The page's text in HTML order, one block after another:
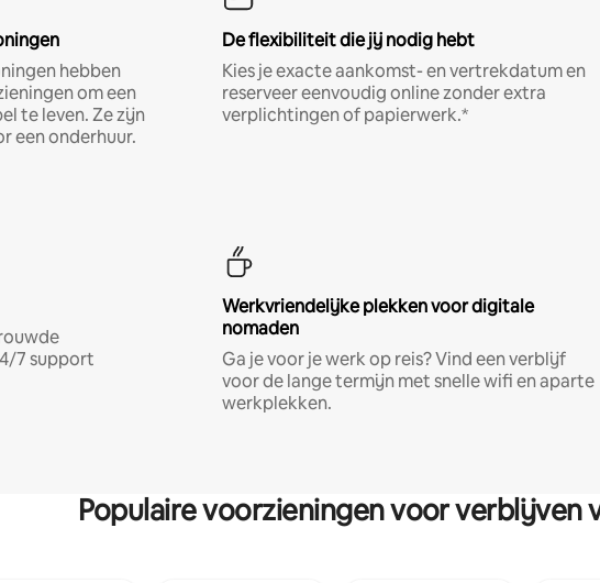
hebben
om een
te leven. Ze zijn
een onderhuur.
De flexibiliteit die jij nodig hebt
Kies je exacte aankomst- en vertrekdatum en
reserveer eenvoudig online zonder extra
verplichtingen of papierwerk.*
7 support
Werkvriendelijke plekken voor digitale
nomaden
Ga je voor je werk op reis? Vind een verblijf
voor de lange termijn met snelle wifi en aparte
werkplekken.
Populaire voorzieningen voor verblijven